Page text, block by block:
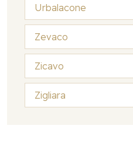
Urbalacone
Zevaco
Zicavo
Zigliara